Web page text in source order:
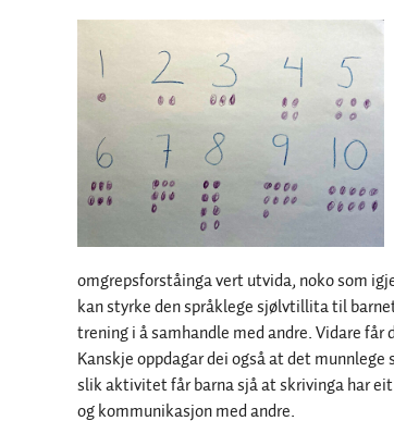
omgrepsforståinga vert utvida, noko som
kan styrke den språklege sjølvtillita til
trening i å samhandle med andre. Vidare
Kanskje oppdagar dei også at det
slik aktivitet får barna sjå at skrivinga har
og kommunikasjon med andre.